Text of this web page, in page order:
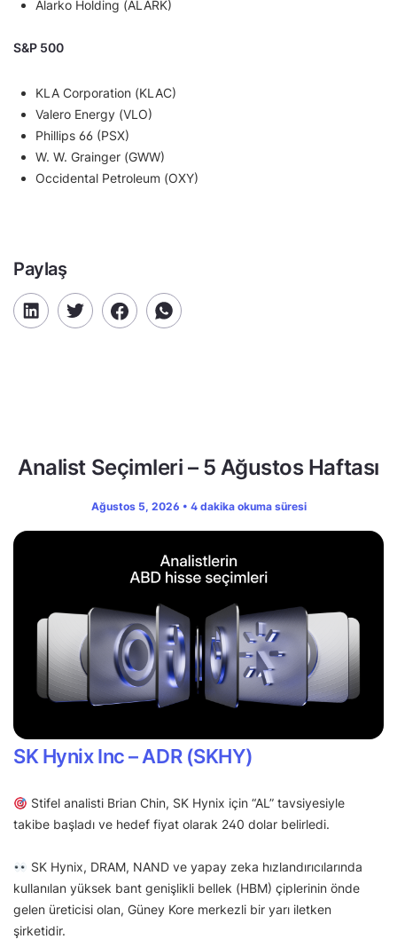
Alarko Holding (ALARK)
S&P 500
KLA Corporation (KLAC)
Valero Energy (VLO)
Phillips 66 (PSX)
W. W. Grainger (GWW)
Occidental Petroleum (OXY)
Paylaş
Analist Seçimleri – 5 Ağustos Haftası
Ağustos 5, 2026 • 4 dakika okuma süresi
SK Hynix Inc – ADR (SKHY)
Stifel analisti Brian Chin, SK Hynix için “AL” tavsiyesiyle
takibe başladı ve hedef fiyat olarak 240 dolar belirledi.
SK Hynix, DRAM, NAND ve yapay zeka hızlandırıcılarında
kullanılan yüksek bant genişlikli bellek (HBM) çiplerinin önde
gelen üreticisi olan, Güney Kore merkezli bir yarı iletken
şirketidir.